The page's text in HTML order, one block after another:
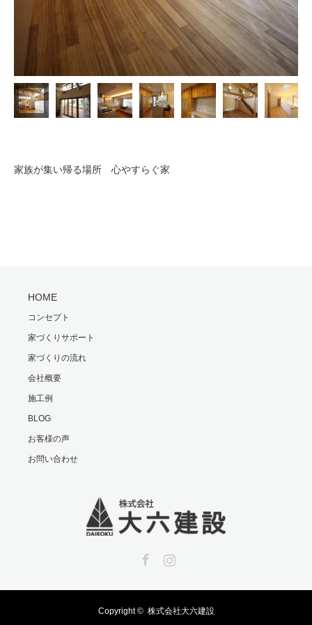
家族が集い帰る場所 心やすらぐ家
HOME
コンセプト
家づくりサポート
家づくりの流れ
会社概要
施工例
BLOG
お客様の声
お問い合わせ
Copyright © 株式会社大六建設